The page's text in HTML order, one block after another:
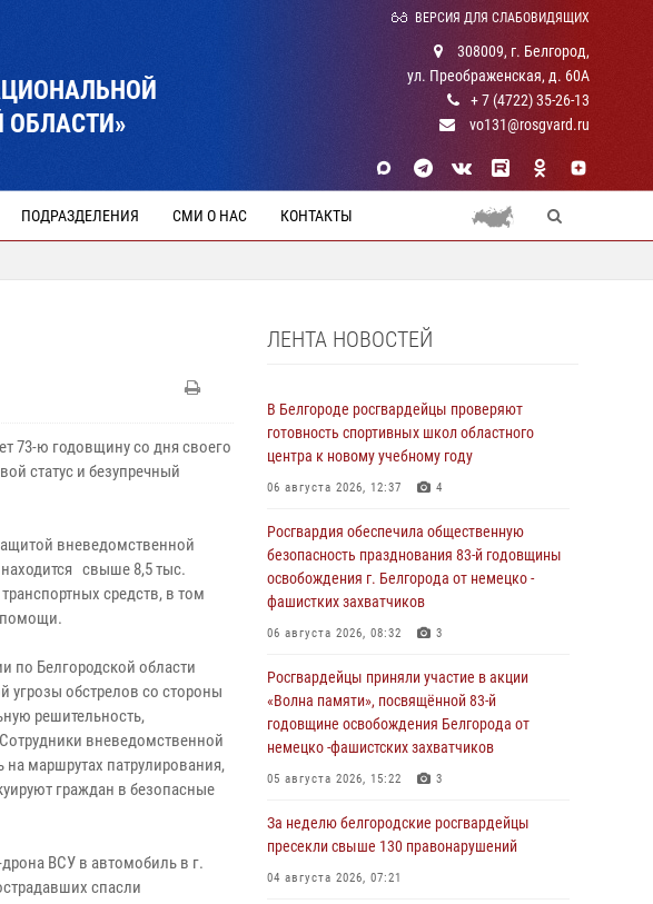
ВЕРСИЯ ДЛЯ СЛАБОВИДЯЩИХ
ОБЛАСТИ»
308009, г. Белгород,
ул. Преображенская, д. 60А
+ 7 (4722) 35-26-13
vo131@rosgvard.ru
ПОДРАЗДЕЛЕНИЯ СМИ О НАС КОНТАКТЫ
73-ю годовщину со дня своего
статус и безупречный
вневедомственной
свыше 8,5 тыс.
средств, в том
помощи.
по Белгородской области
обстрелов со стороны
решительность,
вневедомственной
маршрутах патрулирования,
граждан в безопасные
ВСУ в автомобиль в г.
спасли
ЛЕНТА НОВОСТЕЙ
В Белгороде росгвардейцы проверяют
готовность спортивных школ областного
центра к новому учебному году
06 августа 2026, 12:37 4
Росгвардия обеспечила общественную
безопасность празднования 83-й годовщины
освобождения г. Белгорода от немецко -
фашистких захватчиков
06 августа 2026, 08:32 3
Росгвардейцы приняли участие в акции
«Волна памяти», посвящённой 83‑й
годовщине освобождения Белгорода от
немецко ‑фашистских захватчиков
05 августа 2026, 15:22 3
За неделю белгородские росгвардейцы
пресекли свыше 130 правонарушений
04 августа 2026, 07:21